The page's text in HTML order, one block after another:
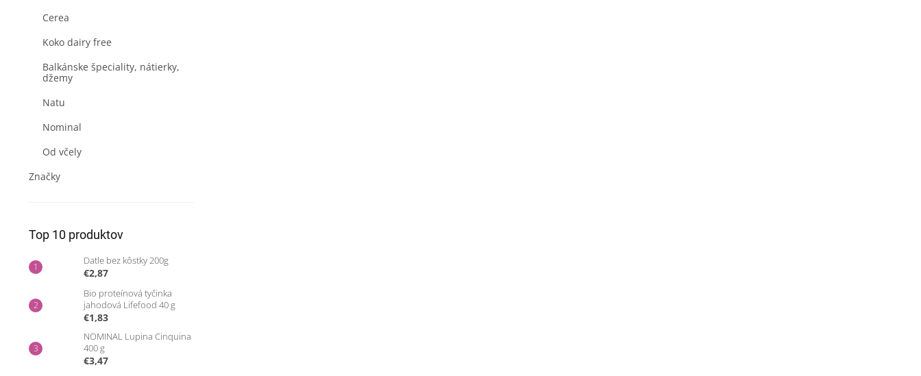
Cerea
Koko dairy free
Balkánske špeciality, nátierky,
džemy
Natu
Nominal
Od včely
Značky
Top 10 produktov
Datle bez kôstky 200g
€2,87
Bio proteínová tyčinka
jahodová Lifefood 40 g
€1,83
NOMINAL Lupina Cinquina
400 g
€3,47